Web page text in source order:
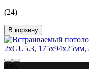
(24)
В корзину